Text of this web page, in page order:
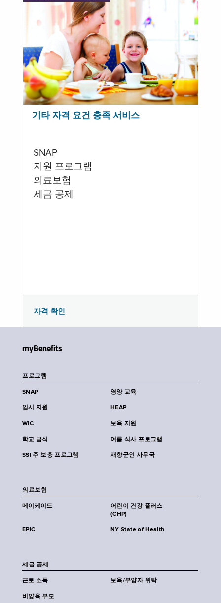
기타 자격 요건 충족 서비스
SNAP
지원 프로그램
의료보험
세금 공제
자격 확인
myBenefits
프로그램
SNAP 영양 교육
임시 지원 HEAP
WIC 보육 지원
학교 급식 여름 식사 프로그램
SSI 주 보충 프로그램 재향군인 사무국
의료보험
메이케이드
어린이 건강 플러스
(CHP)
EPIC NY State of Health
세금 공제
근로 소득 보육/부양자 위탁
비양육 부모